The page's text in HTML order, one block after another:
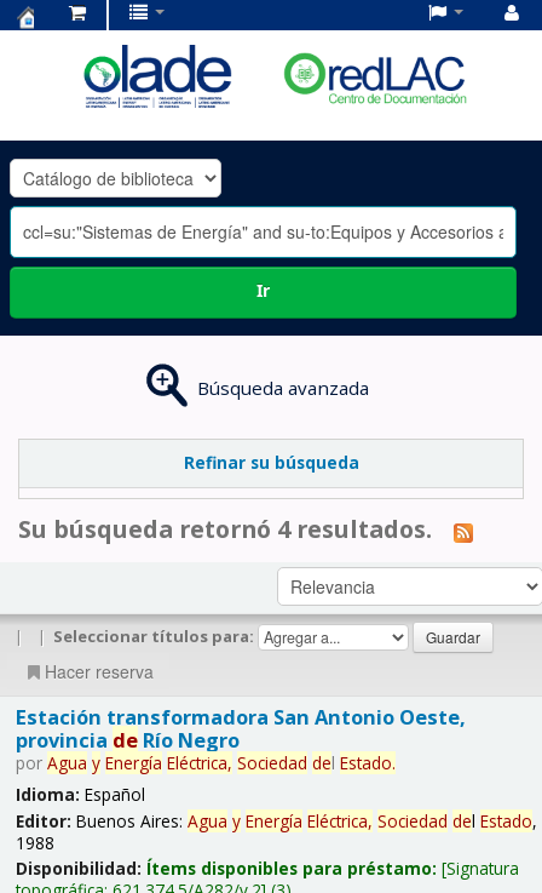
OLADE
-
Ir
Búsqueda avanzada
Refinar su búsqueda
Su búsqueda retornó 4 resultados.
| | Seleccionar títulos para:
Hacer reserva
Estación transformadora San Antonio Oeste,
provincia deRío Negro
por Agua y Energía Eléctrica, Sociedad del Estado.
Idioma: Español
Editor: Buenos Aires: Agua y Energía Eléctrica, Sociedad del Estado,
1988
Disponibilidad: Ítems disponibles para préstamo: Signatura